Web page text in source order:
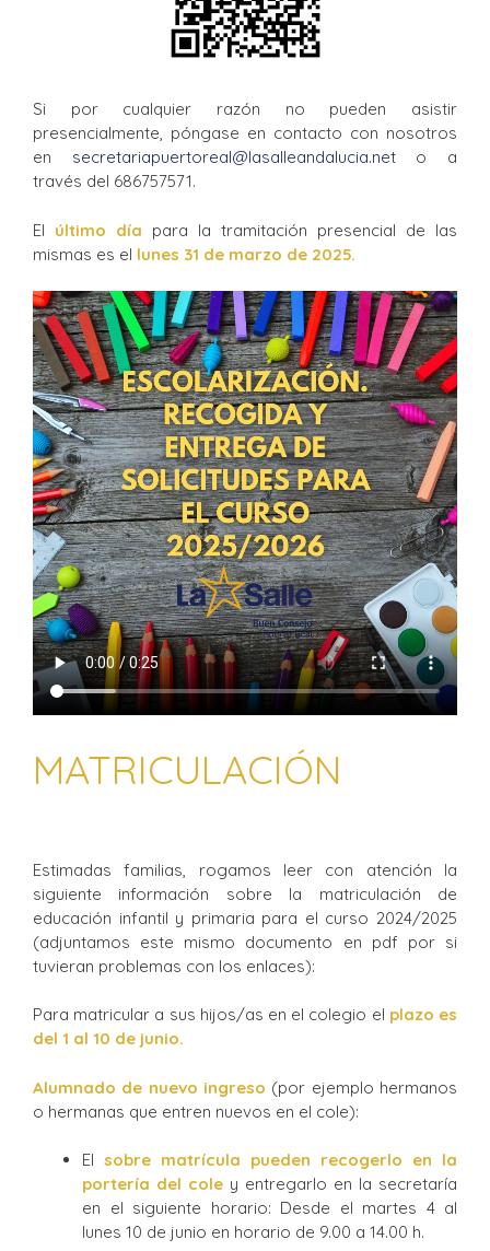
Si por cualquier razón no pueden asistir
presencialmente, póngase en contacto con nosotros
en secretariapuertoreal@lasalleandalucia.neto a
través del 686757571.
El último día para la tramitación presencial de las
mismas es el lunes 31 de marzo de 2025.
MATRICULACIÓN
Estimadas familias, rogamos leer con atención la
siguiente información sobre la matriculación de
educación infantil y primaria para el curso 2024/2025
(adjuntamos este mismo documento en pdf por si
tuvieran problemas con los enlaces):
Para matricular a sus hijos/as en el colegio el plazo es
del 1 al 10 de junio.
Alumnado de nuevo ingreso (por ejemplo hermanos
o hermanas que entren nuevos en el cole):
El sobre matrícula pueden recogerlo en la
portería del cole y entregarlo en la secretaría
en el siguiente horario: Desde el martes 4 al
lunes 10 de junio en horario de 9.00 a 14.00 h.